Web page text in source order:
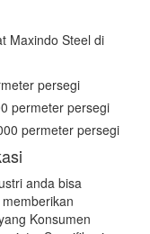
Maxindo Steel di
persegi
permeter persegi
permeter persegi
anda bisa
Konsumen